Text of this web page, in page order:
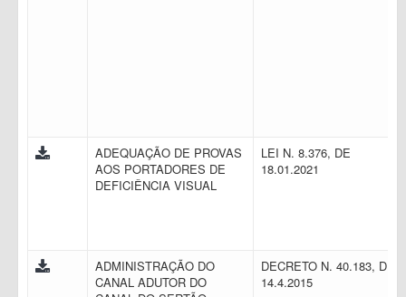
ADEQUAÇÃO DE PROVAS
AOS PORTADORES DE
DEFICIÊNCIA VISUAL
LEI N. 8.376, DE
18.01.2021
ADMINISTRAÇÃO DO
CANAL ADUTOR DO
DECRETO N. 40.183, DE
14.4.2015